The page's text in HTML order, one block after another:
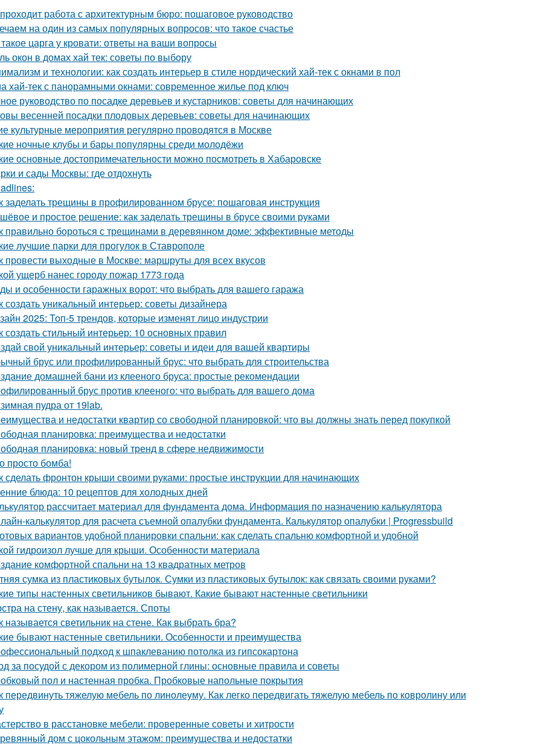
работа с архитектурным бюро: пошаговое руководство
на один из самых популярных вопросов: что такое счастье
царга у кровати: ответы на ваши вопросы
окон в домах хай тек: советы по выбору
и технологии: как создать интерьер в стиле нордический хай-тек с окнами в пол
хай-тек с панорамными окнами: современное жилье под ключ
руководство по посадке деревьев и кустарников: советы для начинающих
весенней посадки плодовых деревьев: советы для начинающих
культурные мероприятия регулярно проводятся в Москве
ночные клубы и бары популярны среди молодёжи
основные достопримечательности можно посмотреть в Хабаровске
и сады Москвы: где отдохнуть
заделать трещины в профилированном брусе: пошаговая инструкция
и простое решение: как заделать трещины в брусе своими руками
правильно бороться с трещинами в деревянном доме: эффективные методы
лучшие парки для прогулок в Ставрополе
провести выходные в Москве: маршруты для всех вкусов
ущерб нанес городу пожар 1773 года
и особенности гаражных ворот: что выбрать для вашего гаража
создать уникальный интерьер: советы дизайнера
2025: Топ-5 трендов, которые изменят лицо индустрии
создать стильный интерьер: 10 основных правил
свой уникальный интерьер: советы и идеи для вашей квартиры
брус или профилированный брус: что выбрать для строительства
домашней бани из клееного бруса: простые рекомендации
брус против клееного: что выбрать для вашего дома
пудра от 19lab.
и недостатки квартир со свободной планировкой: что вы должны знать перед покупкой
планировка: преимущества и недостатки
планировка: новый тренд в сфере недвижимости
просто бомба!
сделать фронтон крыши своими руками: простые инструкции для начинающих
блюда: 10 рецептов для холодных дней
рассчитает материал для фундамента дома. Информация по назначению калькулятора
калькулятор для расчета съемной опалубки фундамента. Калькулятор опалубки | Progressbuild
вариантов удобной планировки спальни: как сделать спальню комфортной и удобной
гидроизол лучше для крыши. Особенности материала
комфортной спальни на 13 квадратных метров
сумка из пластиковых бутылок. Сумки из пластиковых бутылок: как связать своими руками?
типы настенных светильников бывают. Какие бывают настенные светильники
на стену, как называется. Споты
называется светильник на стене. Как выбрать бра?
бывают настенные светильники. Особенности и преимущества
подход к шпаклеванию потолка из гипсокартона
за посудой с декором из полимерной глины: основные правила и советы
пол и настенная пробка. Пробковые напольные покрытия
передвинуть тяжелую мебель по линолеуму. Как легко передвигать тяжелую мебель по ковролину или
в расстановке мебели: проверенные советы и хитрости
дом с цокольным этажом: преимущества и недостатки